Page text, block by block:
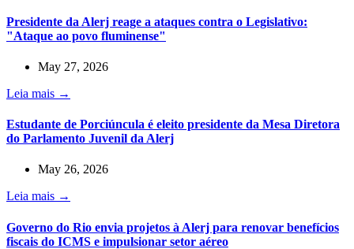
Presidente da Alerj reage a ataques contra o Legislativo:
"Ataque ao povo fluminense"
May 27, 2026
Leia mais →
Estudante de Porciúncula é eleito presidente da Mesa Diretora
do Parlamento Juvenil da Alerj
May 26, 2026
Leia mais →
Governo do Rio envia projetos à Alerj para renovar benefícios
fiscais do ICMS e impulsionar setor aéreo